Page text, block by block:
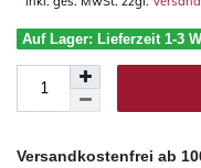
Auf Lager: Lieferzeit 1-3
Versandkostenfrei ab